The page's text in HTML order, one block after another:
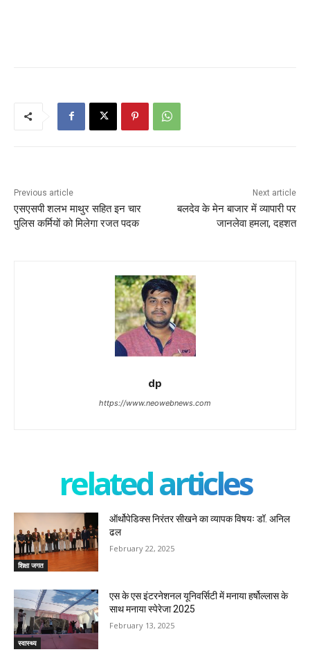
Previous article
एसएसपी शलभ माथुर सहित इन चार
पुलिस कर्मियों को मिलेगा रजत पदक
Next article
बलदेव के मेन बाजार में व्यापारी पर
जानलेवा हमला, दहशत
dp
https://www.neowebnews.com
related articles
शिक्षा जगत
ऑर्थोपेडिक्स निरंतर सीखने का व्यापक विषयः डॉ. अनिल
ढल
February 22, 2025
स्वास्थ्य
एस के एस इंटरनेशनल यूनिवर्सिटी में मनाया हर्षोल्लास के
साथ मनाया स्पेरेजा 2025
February 13, 2025